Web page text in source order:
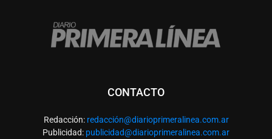
CONTACTO
Redacción: redacción@diarioprimeralinea.com.ar
Publicidad: publicidad@diarioprimeralinea.com.ar